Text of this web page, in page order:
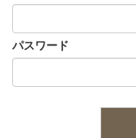
パスワード